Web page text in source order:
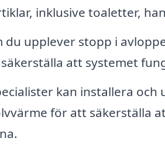
inklusive toaletter,
du upplever stopp i
att systemet
kan installera
för att säkerställa